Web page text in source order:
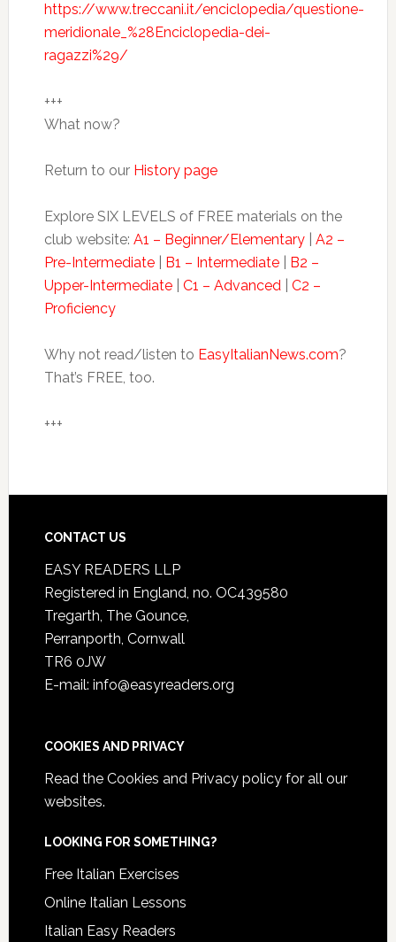
https://www.treccani.it/enciclopedia/questione-
meridionale_%28Enciclopedia-dei-
ragazzi%29/
+++
What now?
Return to our History page
Explore SIX LEVELS of FREE materials on the
club website: A1 – Beginner/Elementary| A2 –
Pre-Intermediate| B1 – Intermediate| B2 –
Upper-Intermediate| C1 – Advanced| C2 –
Proficiency
Why not read/listen to EasyItalianNews.com?
That’s FREE, too.
+++
CONTACT US
EASY READERS LLP
Registered in England, no. OC439580
Tregarth, The Gounce,
Perranporth, Cornwall
TR6 0JW
E-mail: info@easyreaders.org
COOKIES AND PRIVACY
Read the Cookies and Privacy policyfor all our
websites.
LOOKING FOR SOMETHING?
Free Italian Exercises
Online Italian Lessons
Italian Easy Readers